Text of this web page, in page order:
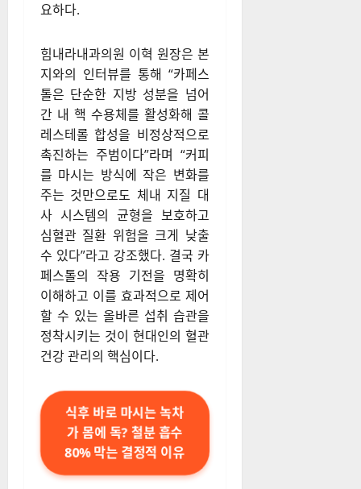
요하다.
힘내라내과의원 이혁 원장은 본
지와의 인터뷰를 통해 “카페스
톨은 단순한 지방 성분을 넘어
간 내 핵 수용체를 활성화해 콜
레스테롤 합성을 비정상적으로
촉진하는 주범이다”라며 “커피
를 마시는 방식에 작은 변화를
주는 것만으로도 체내 지질 대
사 시스템의 균형을 보호하고
심혈관 질환 위험을 크게 낮출
수 있다”라고 강조했다. 결국 카
페스톨의 작용 기전을 명확히
이해하고 이를 효과적으로 제어
할 수 있는 올바른 섭취 습관을
정착시키는 것이 현대인의 혈관
건강 관리의 핵심이다.
식후 바로 마시는 녹차
가 몸에 독? 철분 흡수
80% 막는 결정적 이유